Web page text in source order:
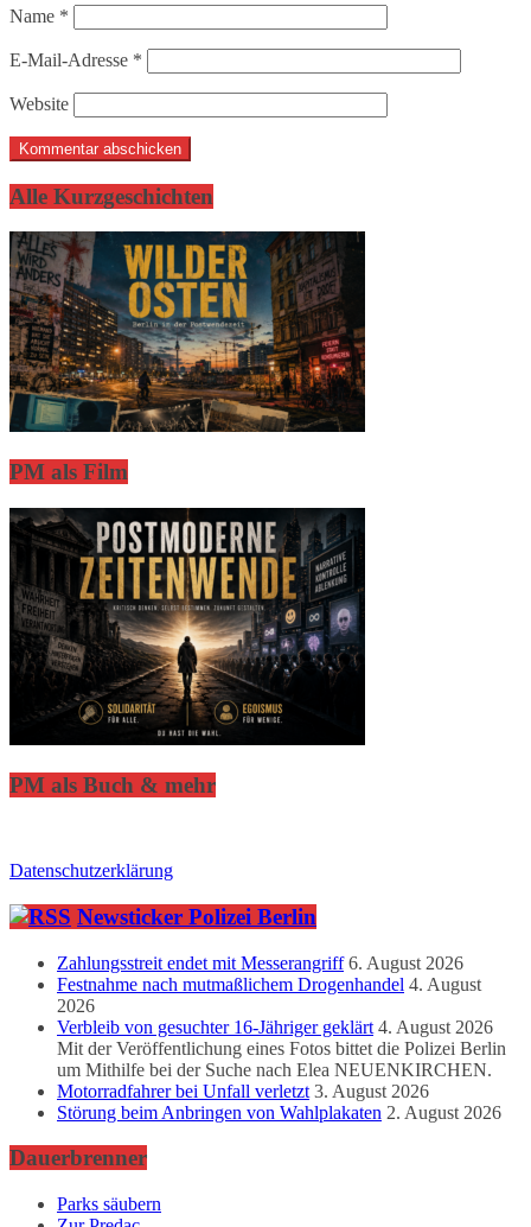
Name *
E-Mail-Adresse *
Website
Alle Kurzgeschichten
PM als Film
PM als Buch & mehr
Datenschutzerklärung
Newsticker Polizei Berlin
Zahlungsstreit endet mit Messerangriff 6. August 2026
Festnahme nach mutmaßlichem Drogenhandel 4. August
2026
Verbleib von gesuchter 16-Jähriger geklärt 4. August 2026
Mit der Veröffentlichung eines Fotos bittet die Polizei Berlin
um Mithilfe bei der Suche nach Elea NEUENKIRCHEN.
Motorradfahrer bei Unfall verletzt 3. August 2026
Störung beim Anbringen von Wahlplakaten 2. August 2026
Dauerbrenner
Parks säubern